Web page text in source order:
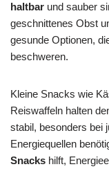
haltbar und sauber
geschnittenes Obst
gesunde Optionen,
beschweren.
Kleine Snacks wie
Reiswaffeln halten
stabil, besonders bei
Energiequellen
Snacks hilft,